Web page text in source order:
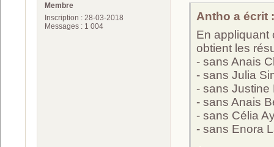
Membre
Inscription : 28-03-2018
Messages : 1 004
Antho a écrit :
En appliquant
obtient les
- sans Anais
- sans Julia
- sans Justine
- sans Anais
- sans Célia
- sans Enora